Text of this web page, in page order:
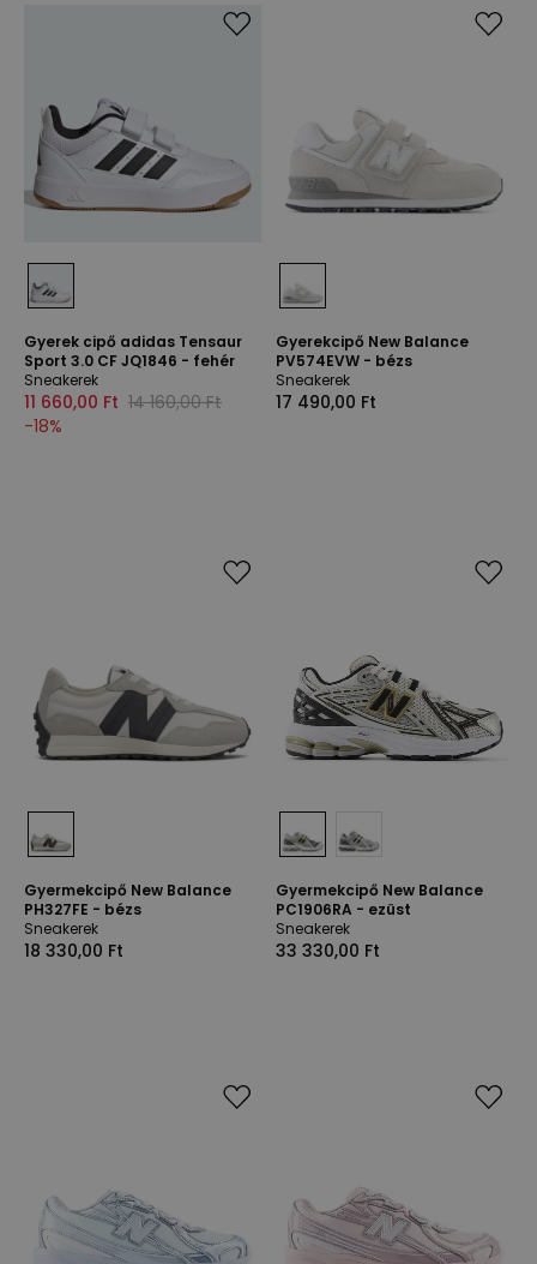
Gyerek cipő adidas Tensaur
Sport 3.0 CF JQ1846 - fehér
Sneakerek
11 660,00 Ft 14 160,00 Ft
-18%
Gyerekcipő New Balance
PV574EVW - bézs
Sneakerek
17 490,00 Ft
Gyermekcipő New Balance
PH327FE - bézs
Sneakerek
18 330,00 Ft
Gyermekcipő New Balance
PC1906RA - ezüst
Sneakerek
33 330,00 Ft